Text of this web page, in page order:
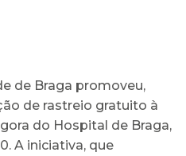
de Braga promoveu,
de rastreio gratuito à
do Hospital de Braga,
A iniciativa, que